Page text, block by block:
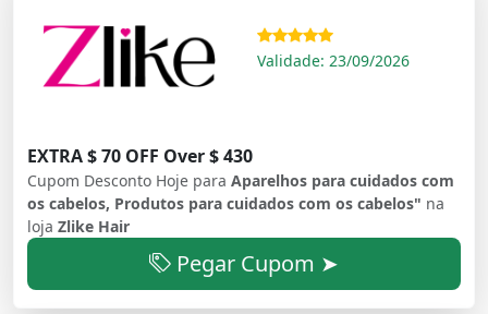
Validade: 23/09/2026
EXTRA $ 70 OFF Over $ 430
Cupom Desconto Hoje para Aparelhos para cuidados com
os cabelos, Produtos para cuidados com os cabelos" na
loja Zlike Hair
Pegar Cupom ➤